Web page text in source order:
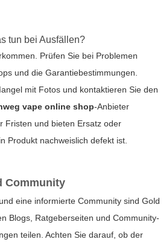
tun bei Ausfällen?
Prüfen Sie bei Problemen
und die Garantiebestimmungen.
mit Fotos und kontaktieren Sie den
vape online shop-Anbieter
Fristen und bieten Ersatz oder
Produkt nachweislich defekt ist.
Community
eine informierte Community sind Gold
Blogs, Ratgeberseiten und Community-
teilen. Achten Sie darauf, ob der